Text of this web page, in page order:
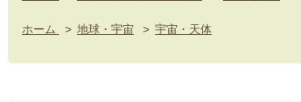
ホーム > 地球・宇宙 > 宇宙・天体